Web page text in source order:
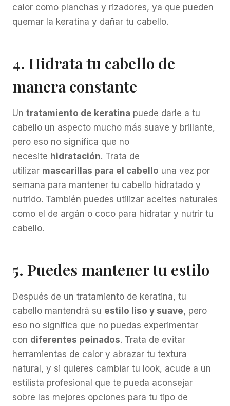
calor como planchas y rizadores, ya que pueden
quemar la keratina y dañar tu cabello.
4. Hidrata tu cabello de
manera constante
Un tratamiento de keratina puede darle a tu
cabello un aspecto mucho más suave y brillante,
pero eso no significa que no
necesite hidratación. Trata de
utilizar mascarillas para el cabello una vez por
semana para mantener tu cabello hidratado y
nutrido. También puedes utilizar aceites naturales
como el de argán o coco para hidratar y nutrir tu
cabello.
5. Puedes mantener tu estilo
Después de un tratamiento de keratina, tu
cabello mantendrá su estilo liso y suave, pero
eso no significa que no puedas experimentar
con diferentes peinados. Trata de evitar
herramientas de calor y abrazar tu textura
natural, y si quieres cambiar tu look, acude a un
estilista profesional que te pueda aconsejar
sobre las mejores opciones para tu tipo de